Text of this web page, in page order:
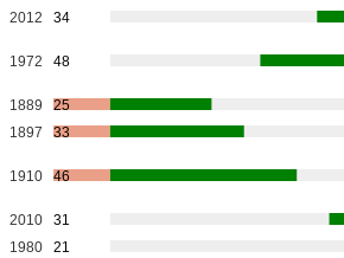
2012 34
1972 48
1889
25
1897 33
1910 46
2010
31
1980 21